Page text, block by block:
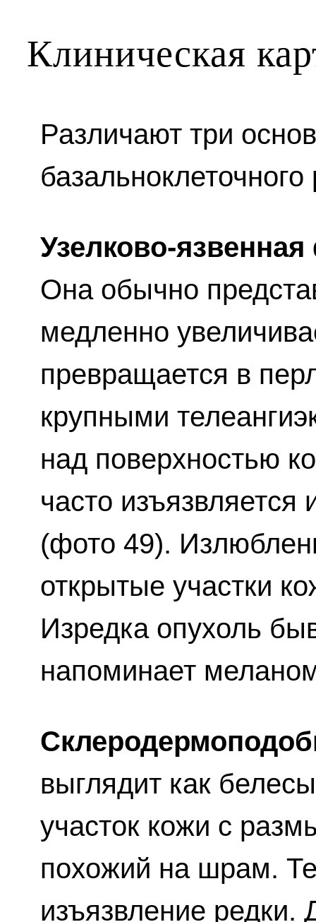
Клиническая
Различают три
Узелково-
Она обычно
медленно
превращается в
крупными
над поверхностью
часто изъязвляется
(фото 49).
открытые участки
Изредка опухоль
напоминает
выглядит как
участок кожи с
похожий на шрам.
изъязвление